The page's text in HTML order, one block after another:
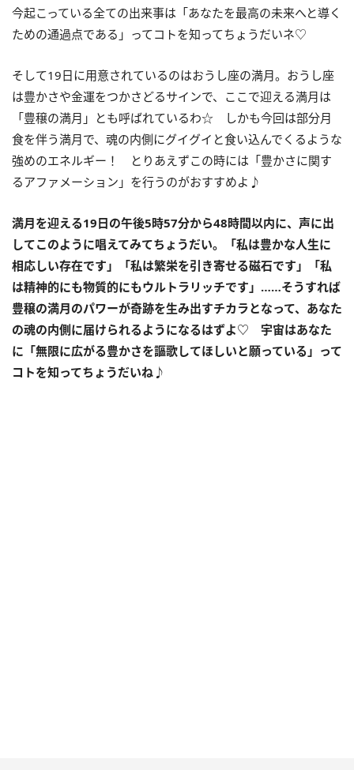
今起こっている全ての出来事は「あなたを最高の未来へと導く
ための通過点である」ってコトを知ってちょうだいネ♡
そして19日に用意されているのはおうし座の満月。おうし座
は豊かさや金運をつかさどるサインで、ここで迎える満月は
「豊穣の満月」とも呼ばれているわ☆ しかも今回は部分月
食を伴う満月で、魂の内側にグイグイと食い込んでくるような
強めのエネルギー！ とりあえずこの時には「豊かさに関す
るアファメーション」を行うのがおすすめよ♪
満月を迎える19日の午後5時57分から48時間以内に、声に出
してこのように唱えてみてちょうだい。
「私は豊かな人生に
相応しい存在です」「私は繁栄を引き寄せる磁石です」「私
は精神的にも物質的にもウルトラリッチです」……そうすれば
豊穣の満月のパワーが奇跡を生み出すチカラとなって、あなた
の魂の内側に届けられるようになるはずよ♡ 宇宙はあなた
に「無限に広がる豊かさを謳歌してほしいと願っている」って
コトを知ってちょうだいね♪